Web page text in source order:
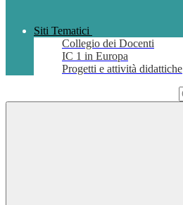
Siti Tematici
Collegio dei Docenti
IC 1 in Europa
Progetti e attività didattiche